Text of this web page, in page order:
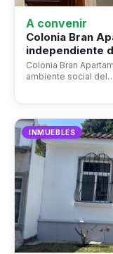
A convenir
Colonia Bran
independiente
Colonia Bran
ambiente social
INMUEBLES